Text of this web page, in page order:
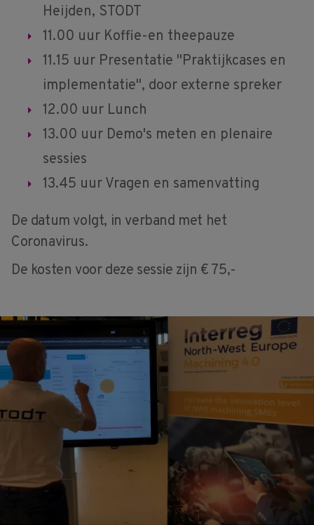
Heijden, STODT
11.00 uur Koffie-en theepauze
11.15 uur Presentatie "Praktijkcases en
implementatie", door externe spreker
12.00 uur Lunch
13.00 uur Demo's meten en plenaire
sessies
13.45 uur Vragen en samenvatting
De datum volgt, in verband met het
Coronavirus.
De kosten voor deze sessie zijn € 75,-